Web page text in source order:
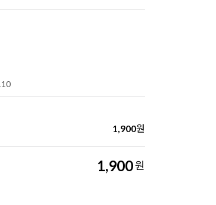
1,900원
1,900원